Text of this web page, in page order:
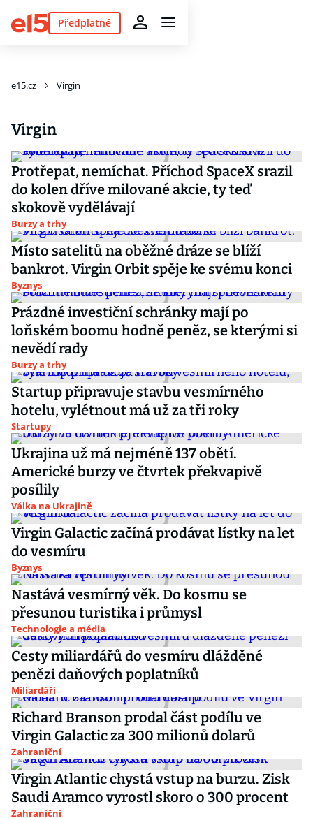
Předplatné
e15.cz Virgin
Virgin
Protřepat, nemíchat. Příchod SpaceX srazil
do kolen dříve milované akcie, ty teď
skokově vydělávají
Burzy a trhy
Místo satelitů na oběžné dráze se blíží
bankrot. Virgin Orbit spěje ke svému konci
Byznys
Prázdné investiční schránky mají po
loňském boomu hodně peněz, se kterými si
nevědí rady
Burzy a trhy
Startup připravuje stavbu vesmírného
hotelu, vylétnout má už za tři roky
Startupy
Ukrajina už má nejméně 137 obětí.
Americké burzy ve čtvrtek překvapivě
posílily
Válka na Ukrajině
Virgin Galactic začíná prodávat lístky na let
do vesmíru
Byznys
Nastává vesmírný věk. Do kosmu se
přesunou turistika i průmysl
Technologie a média
Cesty miliardářů do vesmíru dlážděné
penězi daňových poplatníků
Miliardáři
Richard Branson prodal část podílu ve
Virgin Galactic za 300 milionů dolarů
Zahraniční
Virgin Atlantic chystá vstup na burzu. Zisk
Saudi Aramco vyrostl skoro o 300 procent
Zahraniční